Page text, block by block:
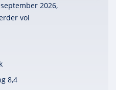
2026,
vol
8,4